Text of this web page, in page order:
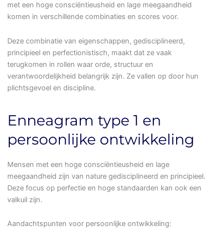
met een hoge consciëntieusheid en lage meegaandheid
komen in verschillende combinaties en scores voor.
Deze combinatie van eigenschappen, gedisciplineerd,
principieel en perfectionistisch, maakt dat ze vaak
terugkomen in rollen waar orde, structuur en
verantwoordelijkheid belangrijk zijn. Ze vallen op door hun
plichtsgevoel en discipline.
Enneagram type 1 en
persoonlijke ontwikkeling
Mensen met een hoge consciëntieusheid en lage
meegaandheid zijn van nature gedisciplineerd en principieel.
Deze focus op perfectie en hoge standaarden kan ook een
valkuil zijn.
Aandachtspunten voor persoonlijke ontwikkeling: